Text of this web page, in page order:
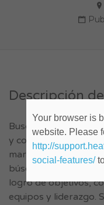
Descripción
Buscamos un perfil
y con experiencia en
marketing. Deberá
búsqueda está
logro de objetivos,
equipos y liderazgo.
Your browser is
website. Please
http://
social-features/